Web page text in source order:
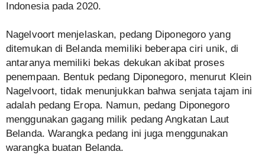
Indonesia pada 2020.
Nagelvoort menjelaskan, pedang Diponegoro yang
ditemukan di Belanda memiliki beberapa ciri unik, di
antaranya memiliki bekas dekukan akibat proses
penempaan. Bentuk pedang Diponegoro, menurut Klein
Nagelvoort, tidak menunjukkan bahwa senjata tajam ini
adalah pedang Eropa. Namun, pedang Diponegoro
menggunakan gagang milik pedang Angkatan Laut
Belanda. Warangka pedang ini juga menggunakan
warangka buatan Belanda.